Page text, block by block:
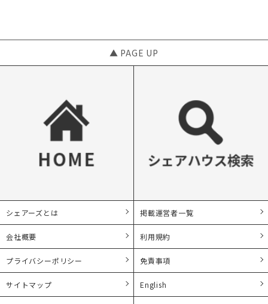
▲ PAGE UP
シェアーズとは 掲載運営者一覧
会社概要 利用規約
プライバシーポリシー 免責事項
サイトマップ English